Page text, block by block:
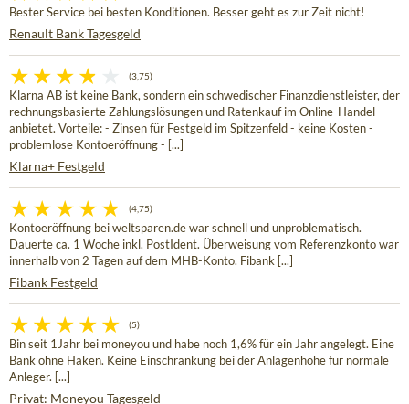
Bester Service bei besten Konditionen. Besser geht es zur Zeit nicht!
Renault Bank Tagesgeld
(3,75)
Klarna AB ist keine Bank, sondern ein schwedischer Finanzdienstleister, der
rechnungsbasierte Zahlungslösungen und Ratenkauf im Online-Handel
anbietet. Vorteile: - Zinsen für Festgeld im Spitzenfeld - keine Kosten -
problemlose Kontoeröffnung - [...]
Klarna+ Festgeld
(4,75)
Kontoeröffnung bei weltsparen.de war schnell und unproblematisch.
Dauerte ca. 1 Woche inkl. PostIdent. Überweisung vom Referenzkonto war
innerhalb von 2 Tagen auf dem MHB-Konto. Fibank [...]
Fibank Festgeld
(5)
Bin seit 1Jahr bei moneyou und habe noch 1,6% für ein Jahr angelegt. Eine
Bank ohne Haken. Keine Einschränkung bei der Anlagenhöhe für normale
Anleger. [...]
Privat: Moneyou Tagesgeld